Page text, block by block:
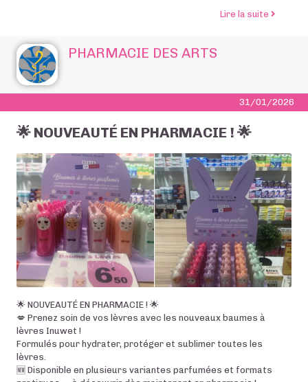
Lire la suite de
PHARMACIE DES ARTS
31/01/2026
🌟 NOUVEAUTÉ EN PHARMACIE ! 🌟
🌟 NOUVEAUTÉ EN PHARMACIE ! 🌟
💋 Prenez soin de vos lèvres avec les nouveaux baumes à
lèvres Inuwet !
Formulés pour hydrater, protéger et sublimer toutes les
lèvres.
🆕 Disponible en plusieurs variantes parfumées et formats